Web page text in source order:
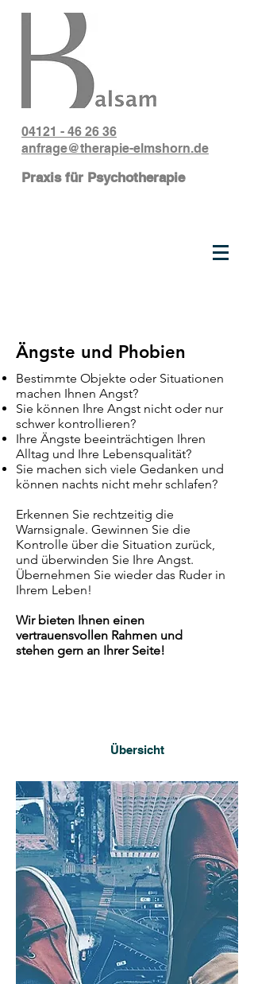
04121 - 46 26 36
anfrage@therapie-elmshorn.de
Praxis für Psychotherapie
Ängste und Phobien
Bestimmte Objekte oder Situationen
machen Ihnen Angst?
Sie können Ihre Angst nicht oder nur
schwer kontrollieren?
Ihre Ängste beeinträchtigen Ihren
Alltag und Ihre Lebensqualität?
Sie machen sich viele Gedanken und
können nachts nicht mehr schlafen?
Erkennen Sie rechtzeitig die
Warnsignale. Gewinnen Sie die
Kontrolle über die Situation zurück,
und überwinden Sie Ihre Angst.
Übernehmen Sie wieder das Ruder in
Ihrem Leben!
Wir bieten Ihnen einen
vertrauensvollen Rahmen und
stehen gern an Ihrer Seite!
Übersicht